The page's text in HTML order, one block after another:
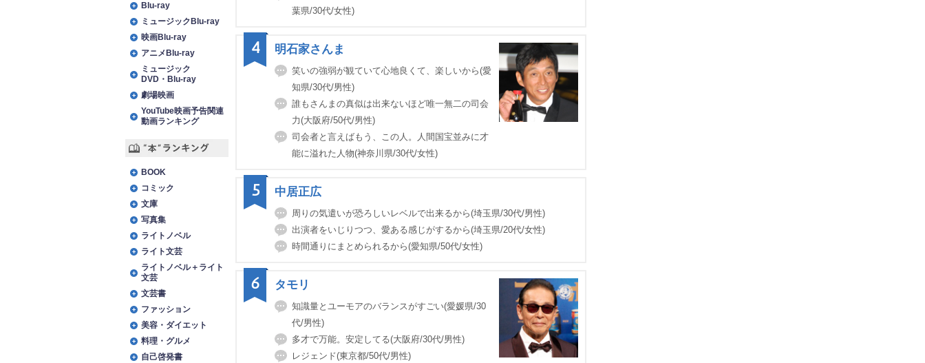
葉県/30代/女性)
明石家さんま
笑いの強弱が観ていて心地良くて、楽しいから(愛
知県/30代/男性)
誰もさんまの真似は出来ないほど唯一無二の司会
力(大阪府/50代/男性)
司会者と言えばもう、この人。人間国宝並みに才
能に溢れた人物(神奈川県/30代/女性)
4
中居正広
周りの気遣いが恐ろしいレベルで出来るから(埼玉県/30代/男性)
出演者をいじりつつ、愛ある感じがするから(埼玉県/20代/女性)
時間通りにまとめられるから(愛知県/50代/女性)
5
タモリ
知識量とユーモアのバランスがすごい(愛媛県/30
代/男性)
多才で万能。安定してる(大阪府/30代/男性)
レジェンド(東京都/50代/男性)
6
Blu-ray
ミュージックBlu-ray
映画Blu-ray
アニメBlu-ray
ミュージック
DVD・Blu-ray
劇場映画
YouTube映画予告関連
動画ランキング
BOOK
コミック
文庫
写真集
ライトノベル
ライト文芸
ライトノベル＋ライト
文芸
文芸書
ファッション
美容・ダイエット
料理・グルメ
自己啓発書